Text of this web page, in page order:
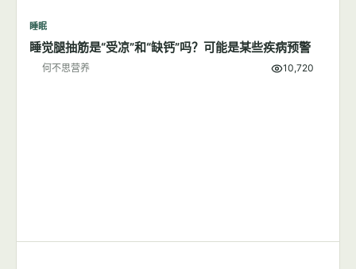
睡眠
睡觉腿抽筋是“受凉”和“缺钙”吗？可能是某些疾病预警
何不思营养 10,720